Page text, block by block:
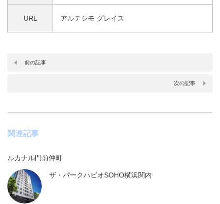
URL アルテシモ グレイス
前の記事
次の記事
関連記事
ルカナル門前仲町
ザ・パークハビオSOHO横浜関内